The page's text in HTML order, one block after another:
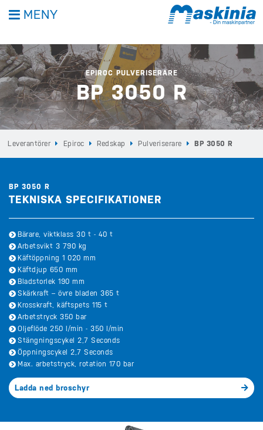
MENY
EPIROC PULVERISERARE
BP 3050 R
Leverantörer Epiroc Redskap Pulveriserare BP 3050 R
BP 3050 R
TEKNISKA SPECIFIKATIONER
Bärare, viktklass 30 t - 40 t
Arbetsvikt 3 790 kg
Käftöppning 1 020 mm
Käftdjup 650 mm
Bladstorlek 190 mm
Skärkraft – övre bladen 365 t
Krosskraft, käftspets 115 t
Arbetstryck 350 bar
Oljeflöde 250 l/min - 350 l/min
Stängningscykel 2,7 Seconds
Öppningscykel 2,7 Seconds
Max. arbetstryck, rotation 170 bar
Ladda ned broschyr